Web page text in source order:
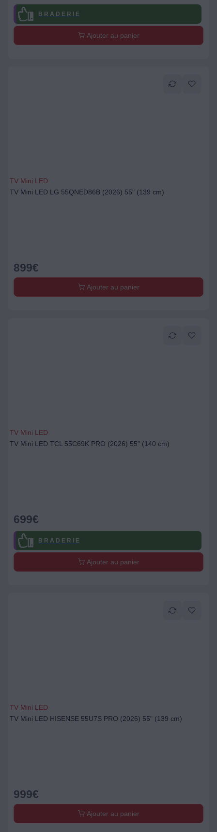
B R A D E R I E
Ajouter au panier
TV Mini LED
TV Mini LED LG 55QNED86B (2026) 55" (139 cm)
899€
Ajouter au panier
TV Mini LED
TV Mini LED TCL 55C69K PRO (2026) 55" (140 cm)
699€
B R A D E R I E
Ajouter au panier
TV Mini LED
TV Mini LED HISENSE 55U7S PRO (2026) 55" (139 cm)
999€
Ajouter au panier